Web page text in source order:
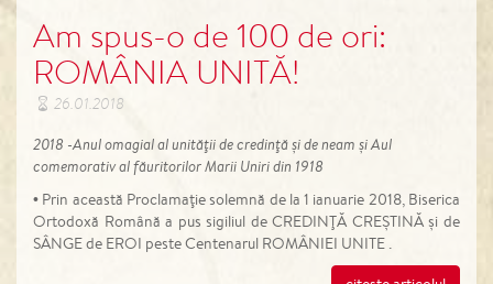
Am spus-o de 100 de ori:
ROMÂNIA UNITĂ!
26.01.2018
2018 -Anul omagial al unităţii de credinţă şi de neam şi Aul
comemorativ al făuritorilor Marii Uniri din 1918
• Prin această Proclamaţie solemnă de la 1 ianuarie 2018, Biserica
Ortodoxă Română a pus sigiliul de CREDINŢĂ CREŞTINĂ şi de
SÂNGE de EROI peste Centenarul ROMÂNIEI UNITE .